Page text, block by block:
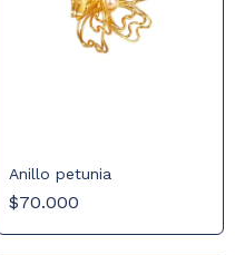
Anillo petunia
$70.000